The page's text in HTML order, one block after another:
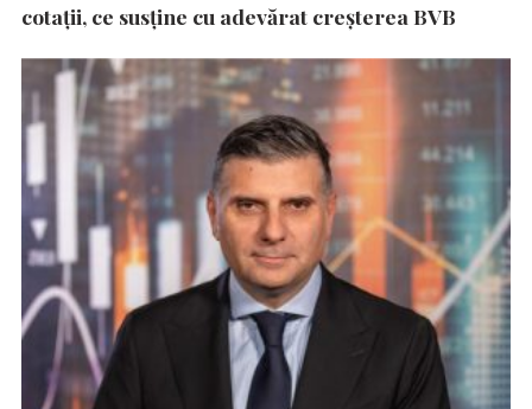
cotații, ce susține cu adevărat creșterea BVB